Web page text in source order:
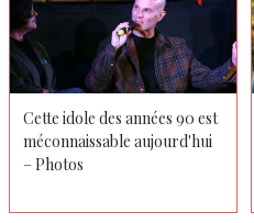
Cette idole des années 90 est
méconnaissable aujourd'hui
– Photos